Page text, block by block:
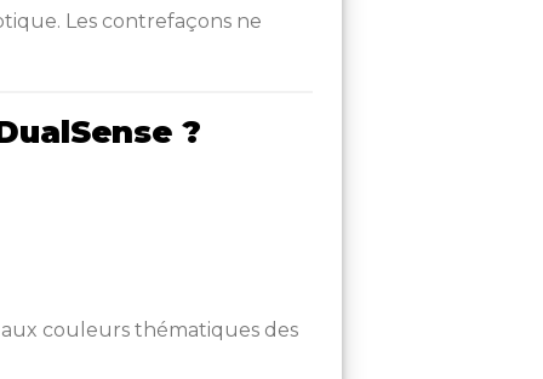
Les contrefaçons ne
?
couleurs thématiques des